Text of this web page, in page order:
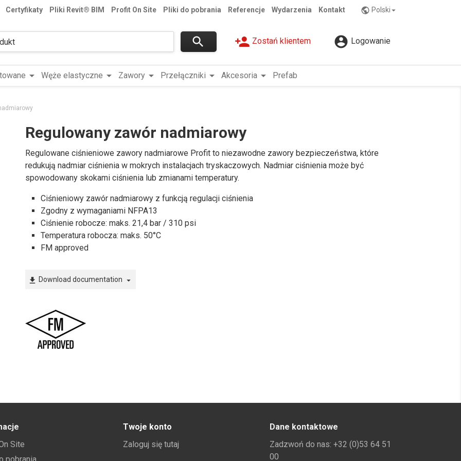
Certyfikaty Pliki Revit® BIM Profit On Site Pliki do pobrania Referencje Wydarzenia Kontakt public Polski
person_add Zostań klientem  Logowanie
search
arrow_drop_down Węże elastyczne arrow_drop_down Zawory arrow_drop_down Przełączniki arrow_drop_down Akcesoria arrow_drop_down Prefab
Regulowany zawór nadmiarowy
Regulowane ciśnieniowe zawory nadmiarowe Profit to niezawodne zawory bezpieczeństwa, które
redukują nadmiar ciśnienia w mokrych instalacjach tryskaczowych. Nadmiar ciśnienia może być
spowodowany skokami ciśnienia lub zmianami temperatury.
Ciśnieniowy zawór nadmiarowy z funkcją regulacji ciśnienia
Zgodny z wymaganiami NFPA13
Ciśnienie robocze: maks. 21,4 bar / 310 psi
Temperatura robocza: maks. 50°C
FM approved
file_download Download documentation arrow_drop_down
Site
Twoje konto
Zaloguj się tutaj
Dane kontaktowe
Zadzwoń do nas: +32 (0)53 64 51
00